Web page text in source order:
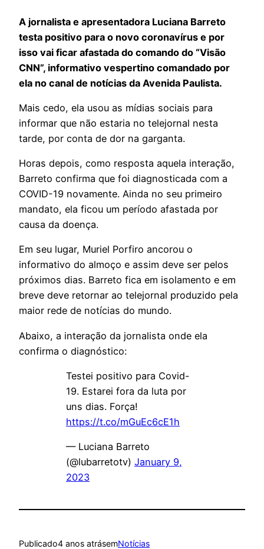
A jornalista e apresentadora Luciana Barreto
testa positivo para o novo coronavírus e por
isso vai ficar afastada do comando do “Visão
CNN”, informativo vespertino comandado por
ela no canal de notícias da Avenida Paulista.
Mais cedo, ela usou as mídias sociais para
informar que não estaria no telejornal nesta
tarde, por conta de dor na garganta.
Horas depois, como resposta aquela interação,
Barreto confirma que foi diagnosticada com a
COVID-19 novamente. Ainda no seu primeiro
mandato, ela ficou um período afastada por
causa da doença.
Em seu lugar, Muriel Porfiro ancorou o
informativo do almoço e assim deve ser pelos
próximos dias. Barreto fica em isolamento e em
breve deve retornar ao telejornal produzido pela
maior rede de notícias do mundo.
Abaixo, a interação da jornalista onde ela
confirma o diagnóstico:
Testei positivo para Covid-
19. Estarei fora da luta por
uns dias. Força!
https://t.co/mGuEc6cE1h
— Luciana Barreto
(@lubarretotv) January 9,
2023
Publicado4 anos atrásemNotícias